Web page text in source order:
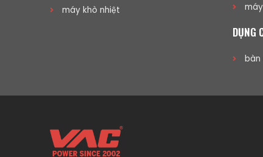
máy khò nhiệt
DỤNG
bàn